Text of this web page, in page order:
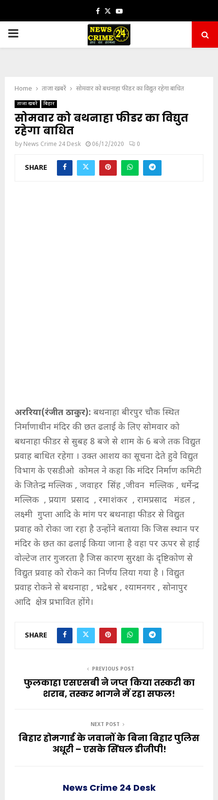
Facebook
TwitterYoutube
PRIMARY
Home ताजा खबरें सोमवार को बथनाहा फीडर का विद्युत रहेगा बाधित
ताजा खबरें बिहार
सोमवार को बथनाहा फीडर का विद्युत
रहेगा बाधित
by News Crime 24 Desk 06/12/2020 0
SHARE
अररिया(रंजीत ठाकुर): बथनाहा बीरपुर चौक स्थित
निर्माणाधीन मंदिर की छत ढलाई के लिए सोमवार को
बथनाहा फीडर से सुबह 8 बजे से शाम के 6 बजे तक विद्युत
प्रवाह बाधित रहेगा । उक्त आशय का सूचना देते हुवे विद्युत
विभाग के एसडीओ कोमल ने कहा कि मंदिर निर्माण कमिटी
के जितेन्द्र मल्लिक , जवाहर सिंह ,जीवन मल्लिक , धर्मेन्द्र
मल्लिक , प्रयाग प्रसाद , रमाशंकर , रामप्रसाद मंडल ,
लक्ष्मी गुप्ता आदि के मांग पर बथनाहा फीडर से विद्युत
प्रवाह को रोका जा रहा है उन्होंने बताया कि जिस स्थान पर
मंदिर के छत का ढलाई किया जाना है वहा पर ऊपर से हाई
वोल्टेज तार गुजरता है जिस कारण सुरक्षा के दृष्टिकोण से
विद्युत प्रवाह को रोकने का निर्णय लिया गया है । विद्युत
प्रवाह रोकने से बथनाहा , भद्रेश्वर , श्यामनगर , सोनापुर
आदि क्षेत्र प्रभावित होंगे।
SHARE
PREVIOUS POST
फुलकाहा एसएसबी ने जप्त किया तस्करी का
शराब, तस्कर भागने में रहा सफल!
NEXT POST
बिहार होमगार्ड के जवानों के बिना बिहार पुलिस
अधूरी – एसके सिंघल डीजीपी!
News Crime 24 Desk